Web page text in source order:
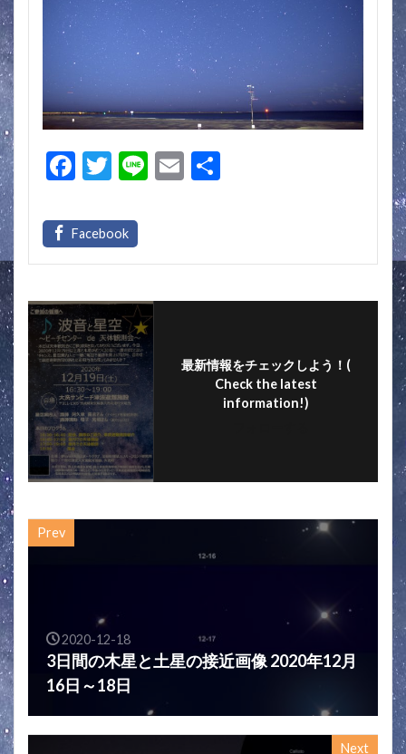
F
e
b
o
k
T
itt
er
Li E
最新情報をチェックしよう！(
Check the latest
information!)
Prev
2020-12-18
3日間の木星と土星の接近画像 2020年12月
16日～18日
Next